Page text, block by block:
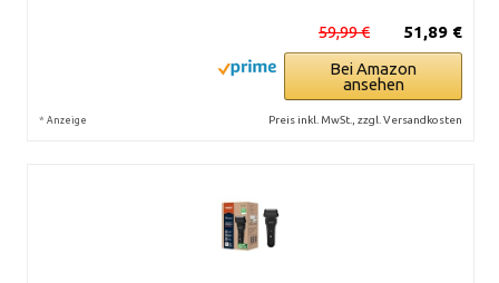
51,89 €
59,99 €
Bei Amazon
ansehen
* Anzeige Preis inkl. MwSt., zzgl. Versandkosten